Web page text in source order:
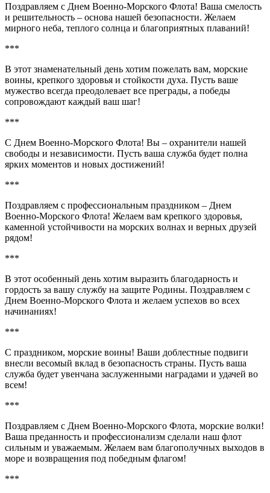
Поздравляем с Днем Военно-Морского Флота! Ваша смелость
и решительность – основа нашей безопасности. Желаем
мирного неба, теплого солнца и благоприятных плаваний!
***
В этот знаменательный день хотим пожелать вам, морские
воины, крепкого здоровья и стойкости духа. Пусть ваше
мужество всегда преодолевает все преграды, а победы
сопровождают каждый ваш шаг!
***
С Днем Военно-Морского Флота! Вы – охранители нашей
свободы и независимости. Пусть ваша служба будет полна
ярких моментов и новых достижений!
***
Поздравляем с профессиональным праздником – Днем
Военно-Морского Флота! Желаем вам крепкого здоровья,
каменной устойчивости на морских волнах и верных друзей
рядом!
***
В этот особенный день хотим выразить благодарность и
гордость за вашу службу на защите Родины. Поздравляем с
Днем Военно-Морского Флота и желаем успехов во всех
начинаниях!
***
С праздником, морские воины! Ваши доблестные подвиги
внесли весомый вклад в безопасность страны. Пусть ваша
служба будет увенчана заслуженными наградами и удачей во
всем!
***
Поздравляем с Днем Военно-Морского Флота, морские волки!
Ваша преданность и профессионализм сделали наш флот
сильным и уважаемым. Желаем вам благополучных выходов в
море и возвращения под победным флагом!
***